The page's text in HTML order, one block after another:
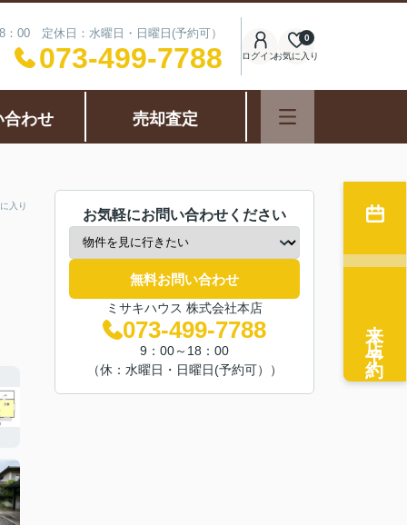
：00 定休日：水曜日・日曜日(予約可）
073-499-7788 ログインお気に入り
0
合わせ 売却査定
入り
お気軽にお問い合わせください
無料お問い合わせ
ミサキハウス 株式会社本店
073-499-7788
9：00～18：00
（休：水曜日・日曜日(予約可））
来店予約